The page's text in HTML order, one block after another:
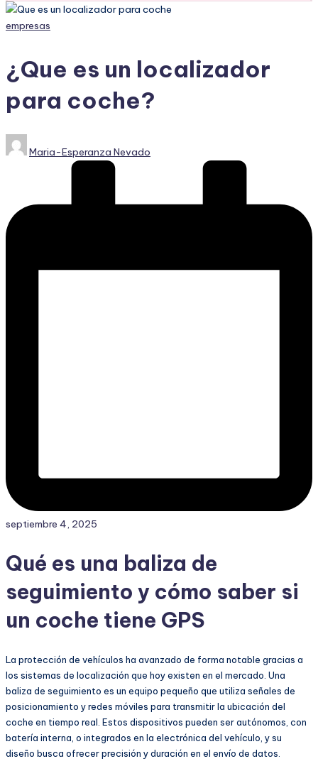
Publicado
empresas
¿Que es un localizador
para coche?
Publicado
por
Maria-Esperanza Nevado
septiembre 4, 2025
Qué es una baliza de
seguimiento y cómo saber si
un coche tiene GPS
La protección de vehículos ha avanzado de forma notable gracias a
los sistemas de localización que hoy existen en el mercado. Una
baliza de seguimiento es un equipo pequeño que utiliza señales de
posicionamiento y redes móviles para transmitir la ubicación del
coche en tiempo real. Estos dispositivos pueden ser autónomos, con
batería interna, o integrados en la electrónica del vehículo, y su
diseño busca ofrecer precisión y duración en el envío de datos.